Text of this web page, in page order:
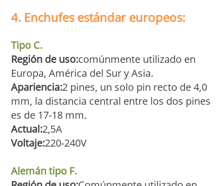
4. Enchufes estándar europeos:
Tipo C.
Región de uso:comúnmente utilizado en
Europa, América del Sur y Asia.
Apariencia:2 pines, un solo pin recto de 4,0
mm, la distancia central entre los dos pines
es de 17-18 mm.
Actual:2,5A
Voltaje:220-240V
Alemán tipo F.